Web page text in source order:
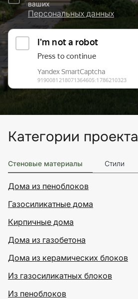
ваших
Персональных данных
Категории проекта
Стеновые материалы Стили
Дома из пеноблоков
Газосиликатные дома
Кирпичные дома
Дома из газобетона
Дома из керамических блоков
Из газосиликатных блоков
Из пеноблоков